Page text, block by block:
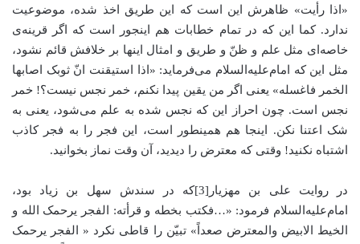
«اذا رأیت» ظاهرش این است که این طریق اخذ شده، موضوعیت
ندارد. کما این که در تمام خطابات هم اینجور است که اگر قرینه‌ی
خاصه‌ای مثل علم و ظنّ و طریق و امثال اینها بر خلافش قائم نشود،
مثل این که امام‌علیه‌السلام می‌فرماید: «اذا استیقنت انّ ثوبک اصابها
الخمر فاغسله» یعنی اگر من یقین پیدا نکنم، خمر نجس نیست؟! خمر
نجس است. چون احراز این که نجس شده به علم می‌شود، یعنی به
شک اعتنا نکن. اینجا هم همینطور است، این فجر را به فجر کاذب
اشتباه نکنید! وقتی که معترض را دیدید، آن وقت نماز بخوانید.
در روایت علی بن مهزیار[3]که در سندش سهل بن زیاد بود،
امام‌علیه‌السلام فرمود: «…فکتب بخطه و قرأته: الفجر یرحمک الله و
الخیط الابیض والمعترض صعداً» تبیّن را قاطی نکرد « الفجر یرحمک